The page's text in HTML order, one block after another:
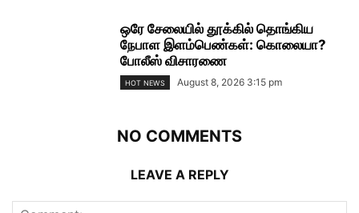
ஒரே சேலையில் தூக்கில் தொங்கிய
நேபாள இளம்பெண்கள்: கொலையா?
போலீஸ் விசாரணை
HOT NEWS August 8, 2026 3:15 pm
NO COMMENTS
LEAVE A REPLY